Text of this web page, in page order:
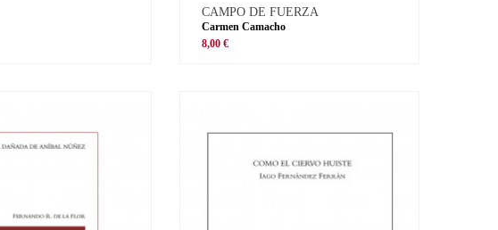
CAMPO DE FUERZA
Carmen Camacho
8,00 €